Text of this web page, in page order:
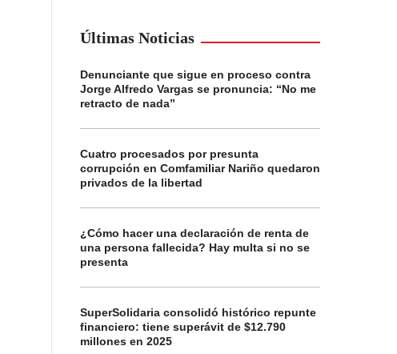
Últimas Noticias
Denunciante que sigue en proceso contra
Jorge Alfredo Vargas se pronuncia: “No me
retracto de nada”
Cuatro procesados por presunta
corrupción en Comfamiliar Nariño quedaron
privados de la libertad
¿Cómo hacer una declaración de renta de
una persona fallecida? Hay multa si no se
presenta
SuperSolidaria consolidó histórico repunte
financiero: tiene superávit de $12.790
millones en 2025